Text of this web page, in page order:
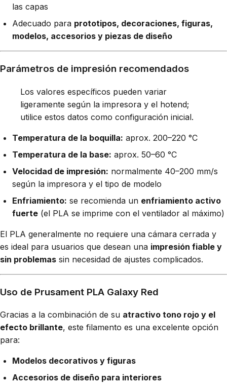
las capas
Adecuado para prototipos, decoraciones, figuras,
modelos, accesorios y piezas de diseño
Parámetros de impresión recomendados
Los valores específicos pueden variar
ligeramente según la impresora y el hotend;
utilice estos datos como configuración inicial.
Temperatura de la boquilla: aprox. 200–220 °C
Temperatura de la base: aprox. 50–60 °C
Velocidad de impresión: normalmente 40–200 mm/s
según la impresora y el tipo de modelo
Enfriamiento: se recomienda un enfriamiento activo
fuerte (el PLA se imprime con el ventilador al máximo)
El PLA generalmente no requiere una cámara cerrada y
es ideal para usuarios que desean una impresión fiable y
sin problemas sin necesidad de ajustes complicados.
Uso de Prusament PLA Galaxy Red
Gracias a la combinación de su atractivo tono rojo y el
efecto brillante, este filamento es una excelente opción
para:
Modelos decorativos y figuras
Accesorios de diseño para interiores